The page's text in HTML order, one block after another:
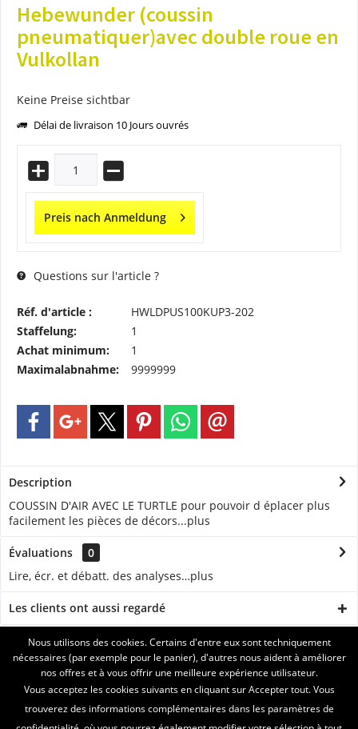
Hebewunder (coussin
pneumatiquer)avec double roue en
Vulkollan
Keine Preise sichtbar
Délai de livraison 10 Jours ouvrés
Preis nach Anmeldung
Questions sur l'article ?
Réf. d'article :
HWLDPUS100KUP3-202
Staffelung:
1
Achat minimum:
1
Maximalabnahme:
9999999
Description
COUSSIN D'AIR AVEC LE TURTLE pour pouvoir d éplacer plus
facilement les pièces de décors...plus
Évaluations
0
Lire, écr. et débatt. des analyses…plus
Les clients ont aussi regardé
ASSISTANCE
SERVICE
INFORMATIONS
Nous utilisons des cookies. Certains d'entre eux sont techniquement
nécessaires (par exemple pour le panier), d'autres nous aident à améliorer
nos offres et à vous offrir une meilleure expérience utilisateur.
Vous acceptez les cookies suivants en cliquant sur Accepter tout. Vous
trouverez des informations complémentaires dans les paramètres de